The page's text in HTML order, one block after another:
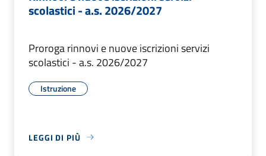
scolastici - a.s. 2026/2027
Proroga rinnovi e nuove iscrizioni servizi
scolastici - a.s. 2026/2027
Istruzione
LEGGI DI PIÙ